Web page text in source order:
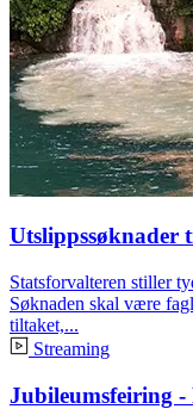
Utslippssøknader
Statsforvalteren stiller
Søknaden skal være
tiltaket,...
Streaming
Jubileumsfeiring -